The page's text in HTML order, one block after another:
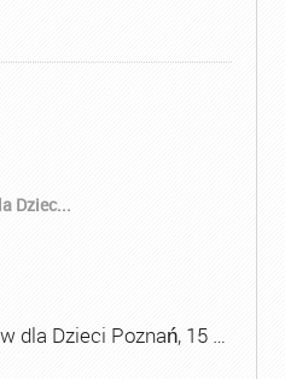
Dziec...
dla Dzieci Poznań, 15 …